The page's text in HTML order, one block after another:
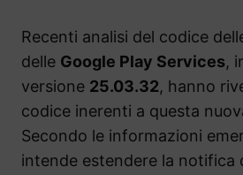
Recenti analisi del codice
delle Google Play Services,
versione 25.03.32, hanno
codice inerenti a questa
Secondo le informazioni
intende estendere la notifica